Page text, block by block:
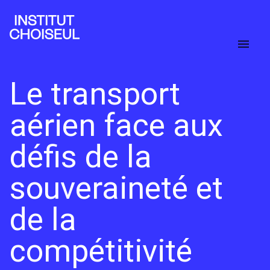
Le transport
aérien face aux
défis de la
souveraineté et
de la
compétitivité